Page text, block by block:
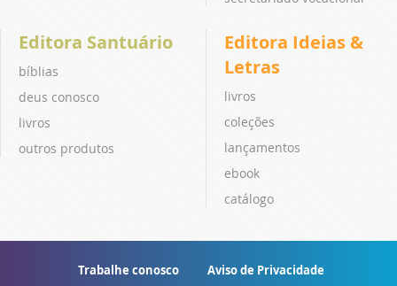
Editora Santuário
bíblias
deus conosco
livros
outros produtos
Editora Ideias &
Letras
livros
coleções
lançamentos
ebook
catálogo
Trabalhe conosco Aviso de Privacidade